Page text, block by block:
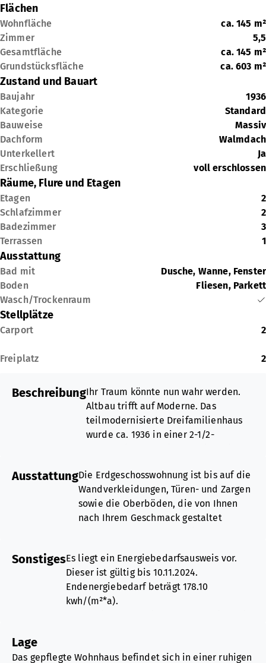
Flächen
Wohnfläche ca. 145 m²
Zimmer
5,5
Gesamtfläche
ca. 145 m²
Grundstücksfläche
ca. 603 m²
Zustand und Bauart
Baujahr
1936
Kategorie
Standard
Bauweise
Massiv
Dachform
Walmdach
Unterkellert
Ja
Erschließung
voll erschlossen
Räume, Flure und Etagen
Etagen
2
Schlafzimmer
2
Badezimmer
3
Terrassen
1
Ausstattung
Bad mit
Dusche, Wanne, Fenster
Boden
Fliesen, Parkett
Wasch/Trockenraum
Stellplätze
Carport 2
Freiplatz 2
BeschreibungIhr Traum könnte nun wahr werden.
Altbau trifft auf Moderne. Das
teilmodernisierte Dreifamilienhaus
wurde ca. 1936 in einer 2-1/2-
großen, ebenerdigen Wiesen- und
Gartengrundstück erbaut. Das Haus
hat eine Wohnfläche von 145,00 m²,
verteilt über drei Etagen. Die Erd-
im Dachgeschoss hat 45 m²
Wohnfläche. Das schöne, hinter dem
Wohnhaus ausgerichtete und leicht
terrassierte Grundstück bietet einen
AusstattungDie Erdgeschosswohnung ist bis auf die
Wandverkleidungen, Türen- und Zargen
sowie die Oberböden, die von Ihnen
nach Ihrem Geschmack gestaltet
die Decken- und Wandverkleidungen
sind vorhanden. Die
Obergeschosswohnung konnte nicht
besichtigt werden. Die Ausstattung
Natur geölt, ausgelegt. Die glatt
SonstigesEs liegt ein Energiebedarfsausweis vor.
Dieser ist gültig bis 10.11.2024.
Endenergiebedarf beträgt 178.10
kwh/(m²*a).
ist 1936.
Lage
Das gepflegte Wohnhaus befindet sich in einer ruhigen